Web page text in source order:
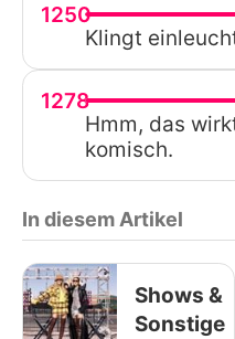
1250
Klingt
1278
Hmm, das
komisch.
In diesem Artikel
Shows &
Sonstige